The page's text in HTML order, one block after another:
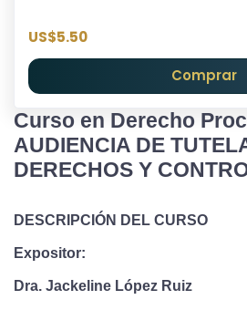
US$5.50
Comprar
Curso en Derecho
AUDIENCIA DE
DERECHOS Y
DESCRIPCIÓN DEL CURSO
Expositor:
Dra. Jackeline López Ruiz